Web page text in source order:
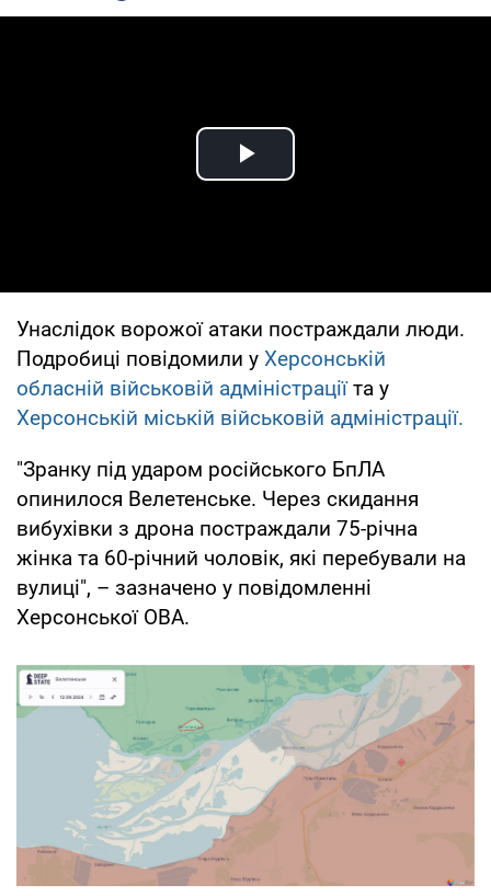
Play Video
Унаслідок ворожої атаки постраждали люди.
Подробиці повідомили у Херсонській
обласній військовій адміністраціїта у
Херсонській міській військовій адміністрації.
"Зранку під ударом російського БпЛА
опинилося Велетенське. Через скидання
вибухівки з дрона постраждали 75-річна
жінка та 60-річний чоловік, які перебували на
вулиці", – зазначено у повідомленні
Херсонської ОВА.